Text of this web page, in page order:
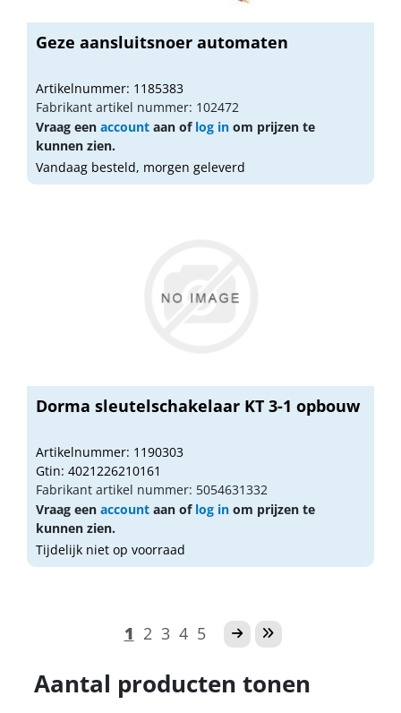
Geze aansluitsnoer automaten
Artikelnummer: 1185383
Fabrikant artikel nummer: 102472
Vraag een account aan of log in om prijzen te
kunnen zien.
Vandaag besteld, morgen geleverd
Dorma sleutelschakelaar KT 3-1 opbouw
Artikelnummer: 1190303
Gtin: 4021226210161
Fabrikant artikel nummer: 5054631332
Vraag een account aan of log in om prijzen te
kunnen zien.
Tijdelijk niet op voorraad
1 2 3 4 5
Aantal producten tonen